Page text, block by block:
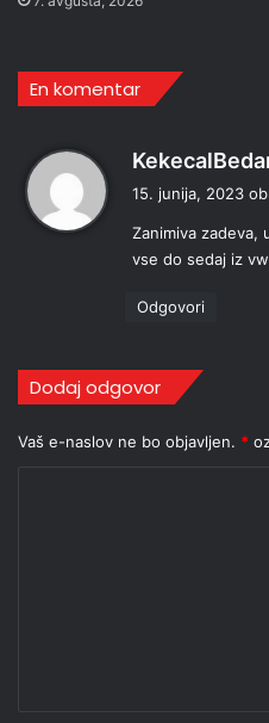
En komentar
15. junija, 2023
Zanimiva zadeva,
vse do sedaj iz
Odgovori
Dodaj odgovor
Vaš e-naslov ne bo objavljen. *